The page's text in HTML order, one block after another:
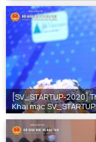
[SV_STARTUP-2020]
Khai mạc